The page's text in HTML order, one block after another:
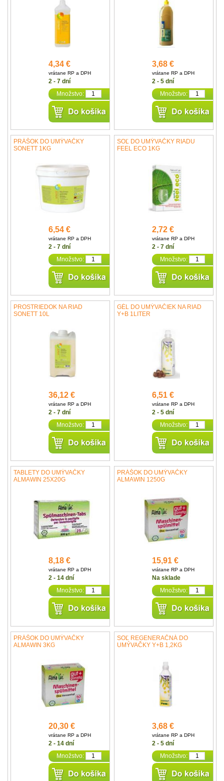
4,34 €
vrátane RP a DPH
2 - 7 dní
Množstvo:
3,68 €
vrátane RP a DPH
2 - 5 dní
Množstvo:
PRÁŠOK DO UMÝVAČKY
SONETT 1KG
6,54 €
vrátane RP a DPH
2 - 7 dní
Množstvo:
SOĽ DO UMÝVAČKY RIADU
FEEL ECO 1KG
2,72 €
vrátane RP a DPH
2 - 7 dní
Množstvo:
PROSTRIEDOK NA RIAD
SONETT 10L
36,12 €
vrátane RP a DPH
2 - 7 dní
Množstvo:
GÉL DO UMÝVAČIEK NA RIAD
Y+B 1LITER
6,51 €
vrátane RP a DPH
2 - 5 dní
Množstvo:
TABLETY DO UMÝVAČKY
ALMAWIN 25X20G
8,18 €
vrátane RP a DPH
2 - 14 dní
Množstvo:
PRÁŠOK DO UMÝVAČKY
ALMAWIN 1250G
15,91 €
vrátane RP a DPH
Na sklade
Množstvo:
PRÁŠOK DO UMÝVAČKY
ALMAWIN 3KG
20,30 €
vrátane RP a DPH
2 - 14 dní
Množstvo:
SOĽ REGENERAČNÁ DO
UMÝVAČKY Y+B 1,2KG
3,68 €
vrátane RP a DPH
2 - 5 dní
Množstvo: